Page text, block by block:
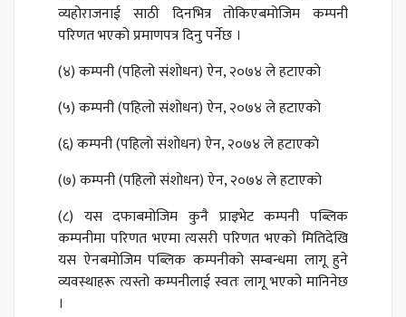
व्यहोराजनाई साठी दिनभित्र तोकिएबमोजिम कम्पनी
परिणत भएको प्रमाणपत्र दिनु पर्नेछ ।
(४) कम्पनी (पहिलो संशोधन) ऐन, २०७४ ले हटाएकाे
(५) कम्पनी (पहिलो संशोधन) ऐन, २०७४ ले हटाएकाे
(६) कम्पनी (पहिलो संशोधन) ऐन, २०७४ ले हटाएकाे
(७) कम्पनी (पहिलो संशोधन) ऐन, २०७४ ले हटाएकाे
(८) यस दफाबमोजिम कुनै प्राइभेट कम्पनी पब्लिक
कम्पनीमा परिणत भएमा त्यसरी परिणत भएको मितिदेखि
यस ऐनबमोजिम पब्लिक कम्पनीको सम्बन्धमा लागू हुने
व्यवस्थाहरू त्यस्तो कम्पनीलाई स्वतः लागू भएको मानिनेछ
।